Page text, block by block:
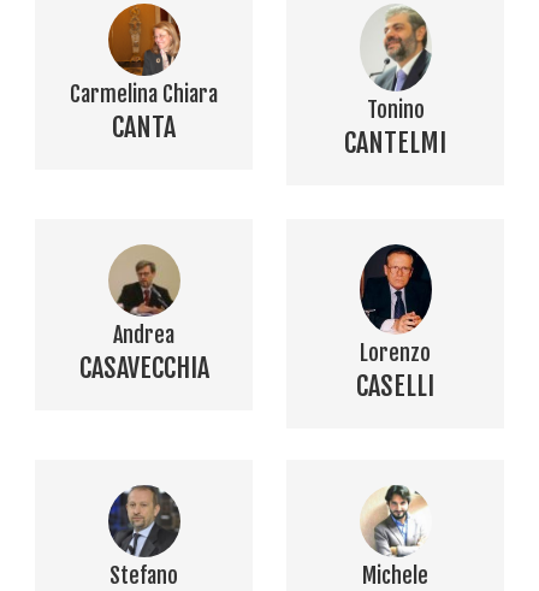
Carmelina Chiara
CANTA
Tonino
CANTELMI
Andrea
CASAVECCHIA Lorenzo
CASELLI
Stefano Michele